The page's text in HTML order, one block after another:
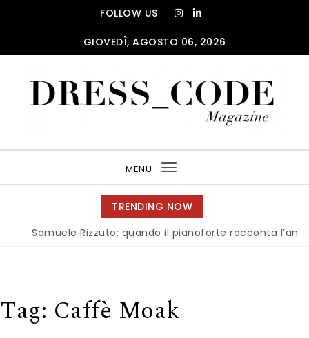
FOLLOW US
GIOVEDÌ, AGOSTO 06, 2026
MENU
Toggle
navigation
TRENDING NOW
Samuele Rizzuto: quando il pianoforte racconta l’anima
Tag: Caffè Moak